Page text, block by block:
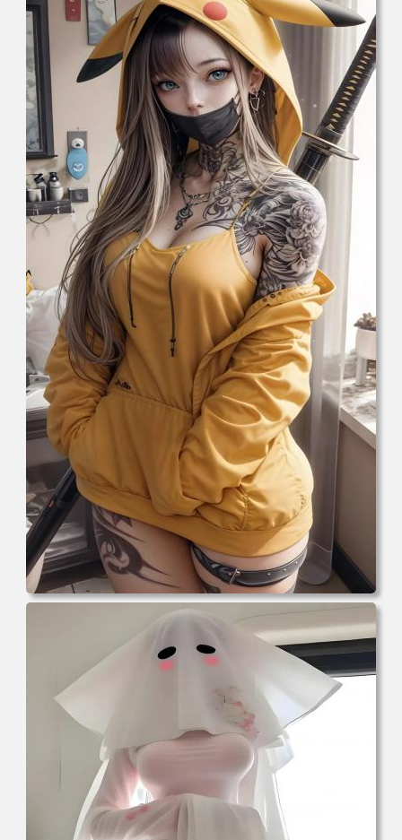
电脑壁纸 美女 卡通 皮卡丘 刀 手机壁纸 高清壁纸 壁纸下载